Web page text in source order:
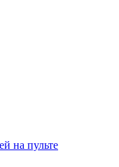
на пульте